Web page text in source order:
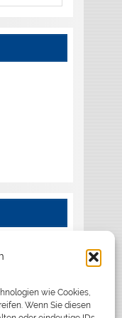
wie Cookies,
Wenn Sie diesen